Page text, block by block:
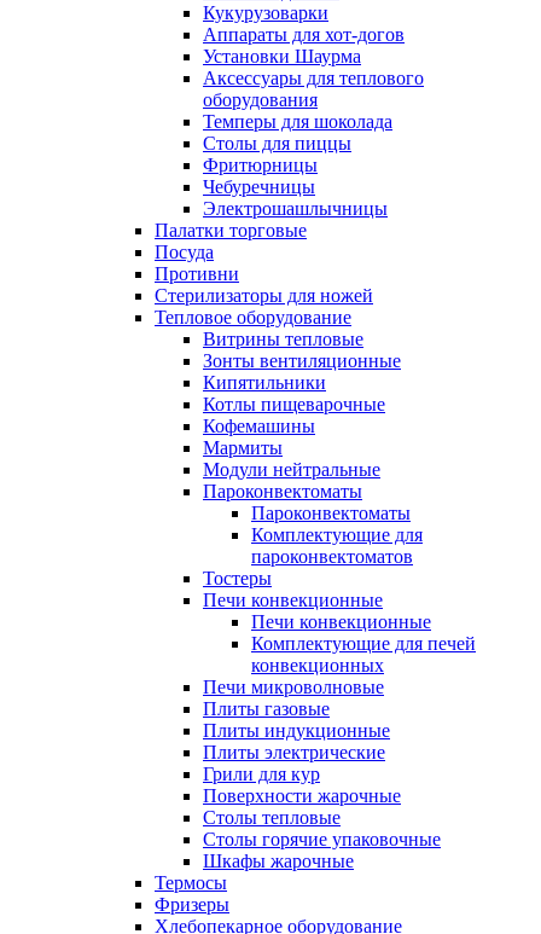
Кукурузоварки
Аппараты для хот-догов
Установки Шаурма
Аксессуары для теплового
оборудования
Темперы для шоколада
Столы для пиццы
Фритюрницы
Чебуречницы
Электрошашлычницы
Палатки торговые
Посуда
Противни
Стерилизаторы для ножей
Тепловое оборудование
Витрины тепловые
Зонты вентиляционные
Кипятильники
Котлы пищеварочные
Кофемашины
Мармиты
Модули нейтральные
Пароконвектоматы
Пароконвектоматы
Комплектующие для
пароконвектоматов
Тостеры
Печи конвекционные
Печи конвекционные
Комплектующие для печей
конвекционных
Печи микроволновые
Плиты газовые
Плиты индукционные
Плиты электрические
Грили для кур
Поверхности жарочные
Столы тепловые
Столы горячие упаковочные
Шкафы жарочные
Термосы
Фризеры
Хлебопекарное оборудование